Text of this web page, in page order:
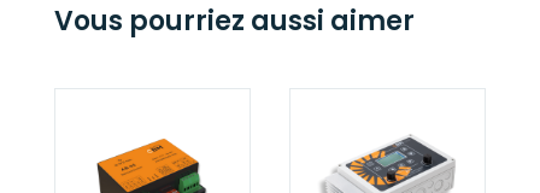
Vous pourriez aussi aimer